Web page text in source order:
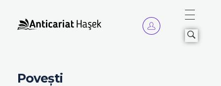
Povești